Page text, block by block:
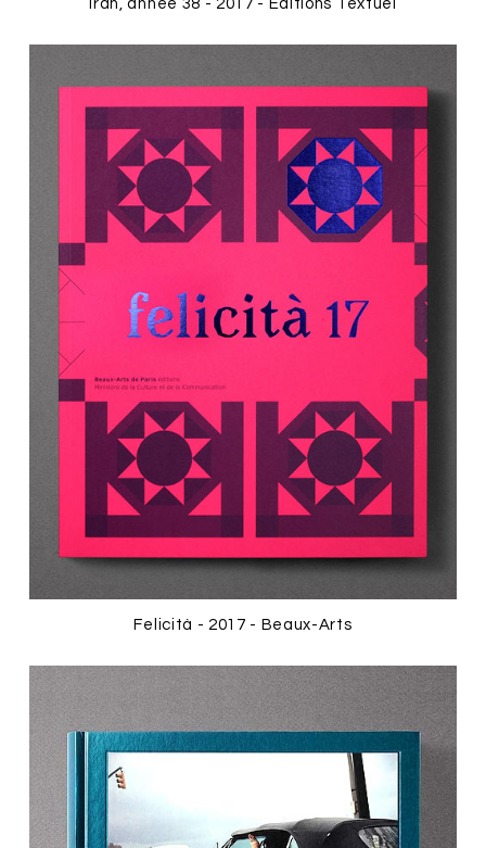
Iran, année 38 - 2017 - Éditions Textuel
Felicità - 2017 - Beaux-Arts